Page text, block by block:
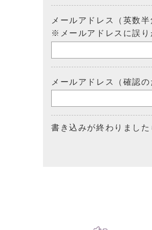
メールアドレス（英数半
※メールアドレスに誤り
メールアドレス（確認
書き込みが終わりまし